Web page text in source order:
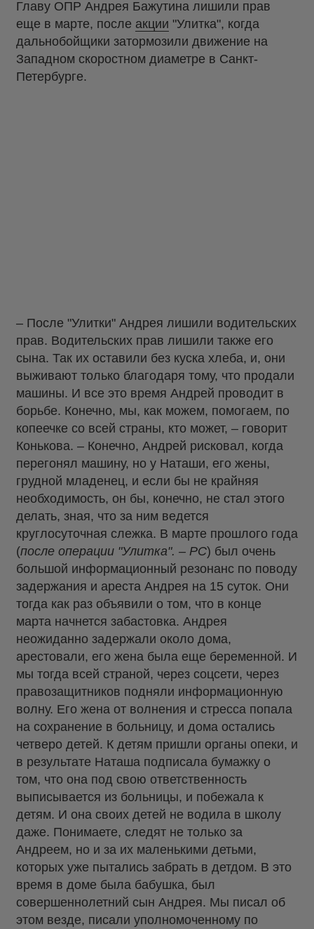
Главу ОПР Андрея Бажутина лишили прав
еще в марте, после акции "Улитка", когда
дальнобойщики затормозили движение на
Западном скоростном диаметре в Санкт-
Петербурге.
– После "Улитки" Андрея лишили водительских
прав. Водительских прав лишили также его
сына. Так их оставили без куска хлеба, и, они
выживают только благодаря тому, что продали
машины. И все это время Андрей проводит в
борьбе. Конечно, мы, как можем, помогаем, по
копеечке со всей страны, кто может, – говорит
Конькова. – Конечно, Андрей рисковал, когда
перегонял машину, но у Наташи, его жены,
грудной младенец, и если бы не крайняя
необходимость, он бы, конечно, не стал этого
делать, зная, что за ним ведется
круглосуточная слежка. В марте прошлого года
(после операции "Улитка". – РС) был очень
большой информационный резонанс по поводу
задержания и ареста Андрея на 15 суток. Они
тогда как раз объявили о том, что в конце
марта начнется забастовка. Андрея
неожиданно задержали около дома,
арестовали, его жена была еще беременной. И
мы тогда всей страной, через соцсети, через
правозащитников подняли информационную
волну. Его жена от волнения и стресса попала
на сохранение в больницу, и дома остались
четверо детей. К детям пришли органы опеки, и
в результате Наташа подписала бумажку о
том, что она под свою ответственность
выписывается из больницы, и побежала к
детям. И она своих детей не водила в школу
даже. Понимаете, следят не только за
Андреем, но и за их маленькими детьми,
которых уже пытались забрать в детдом. В это
время в доме была бабушка, был
совершеннолетний сын Андрея. Мы писал об
этом везде, писали уполномоченному по